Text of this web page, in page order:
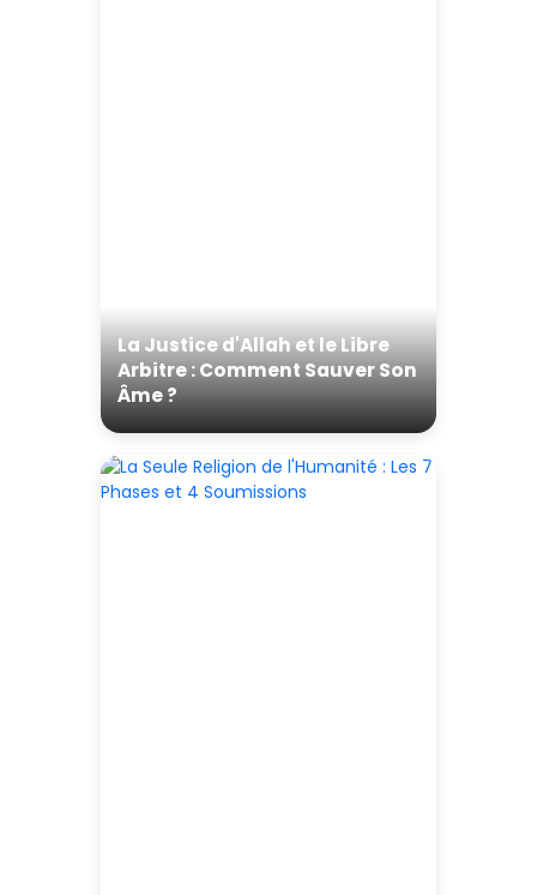
La Justice d'Allah et le Libre
Arbitre : Comment Sauver Son
Âme ?